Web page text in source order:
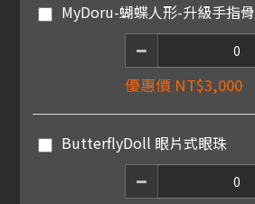
MyDoru-蝴蝶人形-升級手指骨
優惠價 NT$3,000
ButterflyDoll 眼片式眼珠